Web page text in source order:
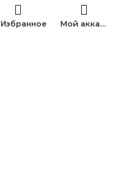
Избранное Мой аккаунт